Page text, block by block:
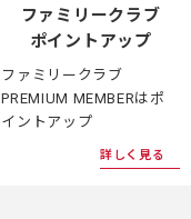
ファミリークラブ
ポイントアップ
ファミリークラブ
PREMIUM MEMBERはポ
イントアップ
詳しく見る